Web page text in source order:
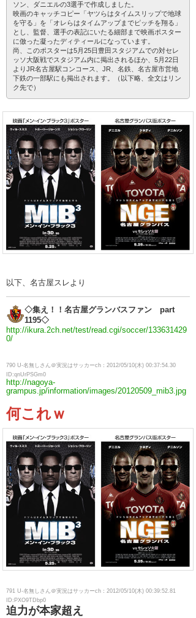
ソン、ダニエルの3選手で作成しました。
映画のキャッチコピー「ヤツらはタイムスリップで地球
を守る」を「オレらはタイムアップまでピッチを翔る」
とし、監督、選手の表記にいたる細部まで映画ポスター
に倣った凝ったディティールになっています。
尚、このポスターは5月25日豊田スタジアムでの対セレ
ッソ大阪戦でスタジアム内に掲出されるほか、5月22日
よりJR名古屋駅コンコース、JR、名鉄、名古屋市営地
下鉄の一部駅にも掲出されます。（以下略、全文はリン
ク先で）
以下、名古屋スレより
◇集え！！名古屋グランバスファン part
1195◇
http://ikura.2ch.net/test/read.cgi/soccer/133631429
0/
790 U-名無しさん＠実況はサッカーch：2012/05/10(木) 00:37:54.30
ID:qnUrPSGm0
http://nagoya-
grampus.jp/information/images/20120509_mib3.jpg
何これｗ
791 U-名無しさん＠実況はサッカーch：2012/05/10(木) 00:39:52.81
ID:PXO9TDbp0
迫力が本家超え